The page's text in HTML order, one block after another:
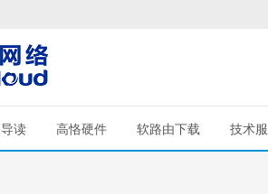
导读 高恪硬件 软路由下载 技术